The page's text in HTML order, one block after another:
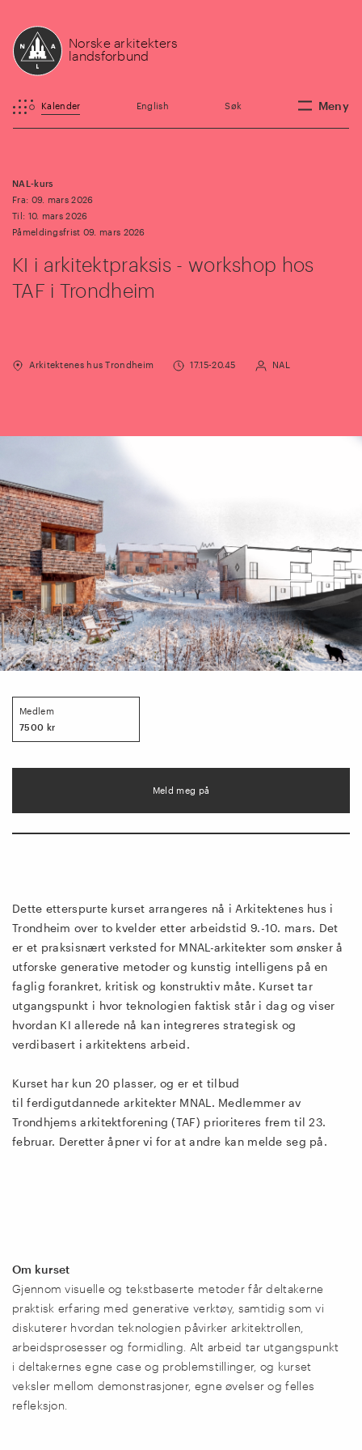
Norske arkitekters
landsforbund
Kalender English Søk Meny
NAL-kurs
Fra: 09. mars 2026
Til: 10. mars 2026
Påmeldingsfrist 09. mars 2026
KI i arkitektpraksis - workshop hos
TAF i Trondheim
Arkitektenes hus Trondheim 17.15-20.45 NAL
Medlem
7500 kr
Meld meg på
Dette etterspurte kurset arrangeres nå i Arkitektenes hus i
Trondheim over to kvelder etter arbeidstid 9.-10. mars. Det
er et praksisnært verksted for MNAL-arkitekter som ønsker å
utforske generative metoder og kunstig intelligens på en
faglig forankret, kritisk og konstruktiv måte. Kurset tar
utgangspunkt i hvor teknologien faktisk står i dag og viser
hvordan KI allerede nå kan integreres strategisk og
verdibasert i arkitektens arbeid.
Kurset har kun 20 plasser, oger et tilbud
til ferdigutdannede arkitekter MNAL. Medlemmer av
Trondhjems arkitektforening (TAF) prioriteres frem til 23.
februar. Deretter åpner vi for at andre kan melde seg på.
Om kurset
Gjennom visuelle og tekstbaserte metoder får deltakerne
praktisk erfaring med generative verktøy, samtidig som vi
diskuterer hvordan teknologien påvirker arkitektrollen,
arbeidsprosesser og formidling. Alt arbeid tar utgangspunkt
i deltakernes egne case og problemstillinger, og kurset
veksler mellom demonstrasjoner, egne øvelser og felles
refleksjon.